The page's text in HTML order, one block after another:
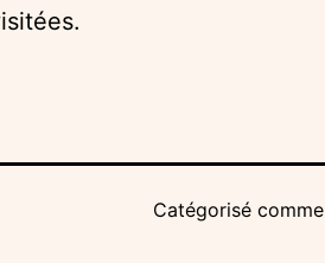
Catégorisé comme